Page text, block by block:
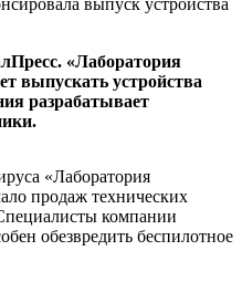
«Лаборатория
выпускать устройства
разрабатывает
«Лаборатория
продаж технических
компании
обезвредить беспилотное